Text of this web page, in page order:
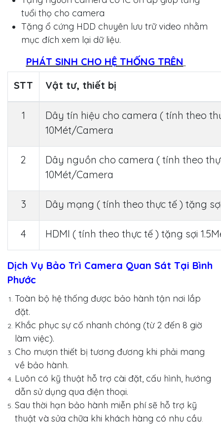
tuổi thọ cho camera
Tặng ổ cứng HDD chuyên lưu trữ video nhằm
mục đích xem lại dữ liệu.
PHÁT SINH CHO HỆ THỐNG TRÊN
STT
Vật tư, thiết bị
1
Dây tín hiệu cho camera ( tính theo
10Mét/Camera
2
Dây nguồn cho camera ( tính theo
10Mét/Camera
3 Dây mạng ( tính theo thực tế ) tặng
4 HDMI ( tính theo thực tế ) tặng sợi
Dịch Vụ Bảo Trì Camera Quan Sát Tại Bình
Phước
Toàn bộ hệ thống được bảo hành tận nơi lắp
đặt.
Khắc phục sự cố nhanh chóng (từ 2 đến 8 giờ
làm việc).
Cho mượn thiết bị tương đương khi phải mang
về bảo hành.
Luôn có kỹ thuật hỗ trợ cài đặt, cấu hình, hướng
dẫn sử dụng qua điện thoại.
Sau thời hạn bảo hành miễn phí sẽ hỗ trợ kỹ
thuật và sửa chữa khi khách hàng có nhu cầu.